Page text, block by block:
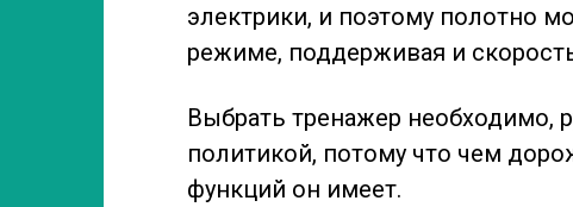
электрики, и поэтому полотно
режиме, поддерживая и
Выбрать тренажер необходимо,
политикой, потому что чем
функций он имеет.